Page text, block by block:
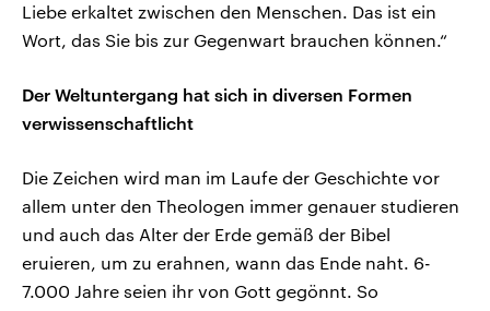
Liebe erkaltet zwischen den Menschen. Das ist ein
Wort, das Sie bis zur Gegenwart brauchen können.“
Der Weltuntergang hat sich in diversen Formen
verwissenschaftlicht
Die Zeichen wird man im Laufe der Geschichte vor
allem unter den Theologen immer genauer studieren
und auch das Alter der Erde gemäß der Bibel
eruieren, um zu erahnen, wann das Ende naht. 6-
7.000 Jahre seien ihr von Gott gegönnt. So